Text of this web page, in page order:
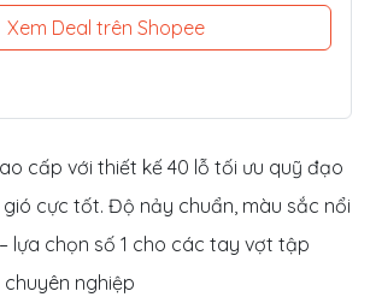
Xem Deal trên Shopee
cấp với thiết kế 40 lỗ tối ưu quỹ đạo
cực tốt. Độ nảy chuẩn, màu sắc nổi
lựa chọn số 1 cho các tay vợt tập
nghiệp